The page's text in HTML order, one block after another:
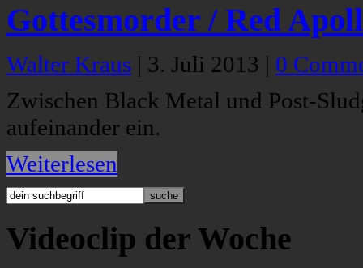
Gottesmorder / Red
Walter Kraus | 3. Juli 2013 | 0
Zwischen Black Metal und Post-
aufeinander ein.
Weiterlesen
Videoclip der Woche